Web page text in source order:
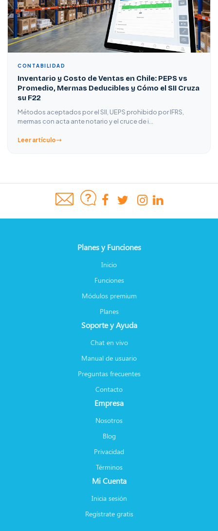
CONTABILIDAD
Inventario y Costo de Ventas en Chile: PEPS vs
Promedio, Mermas Deducibles y Cómo el SII Cruza
su F22
Métodos aceptados por el SII, UEPS prohibido por IFRS,
mermas con acta ante notario y el cruce de i…
Leer artículo
Planes y Funciones
Inicio
Funciones
Módulos premium
Planes
Soporte y Ayuda
Chat en vivo
Manual de usuario
Preguntas frecuentes
Contacto
Empresa
Nosotros
Blog
Privacidad
Términos
Mi Cuenta
Inicia sesión
Regístrate gratis